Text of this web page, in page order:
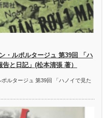
・ルポルタージュ 第39回 「ハ
と日記」(松本清張 著）
ルタージュ 第39回 「ハノイで見た